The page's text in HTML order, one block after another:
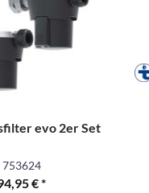
evo 2er Set
753624
€ *